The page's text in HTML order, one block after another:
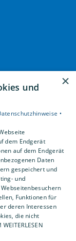
×
und
•
dem Endgerät
auf dem Endgerät
Daten
gespeichert und
und
Funktionen für
deren Interessen
die nicht